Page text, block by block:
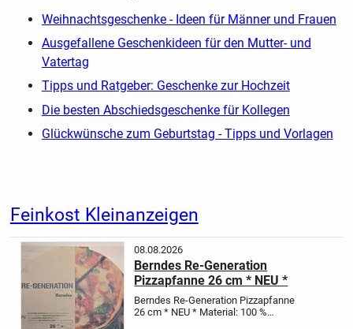
Weihnachtsgeschenke - Ideen für Männer und Frauen
Ausgefallene Geschenkideen für den Mutter- und
Vatertag
Tipps und Ratgeber: Geschenke zur Hochzeit
Die besten Abschiedsgeschenke für Kollegen
Glückwünsche zum Geburtstag - Tipps und Vorlagen
Feinkost Kleinanzeigen
08.08.2026
Berndes Re-Generation
Pizzapfanne 26 cm * NEU *
Berndes Re-Generation Pizzapfanne
26 cm * NEU * Material: 100 %